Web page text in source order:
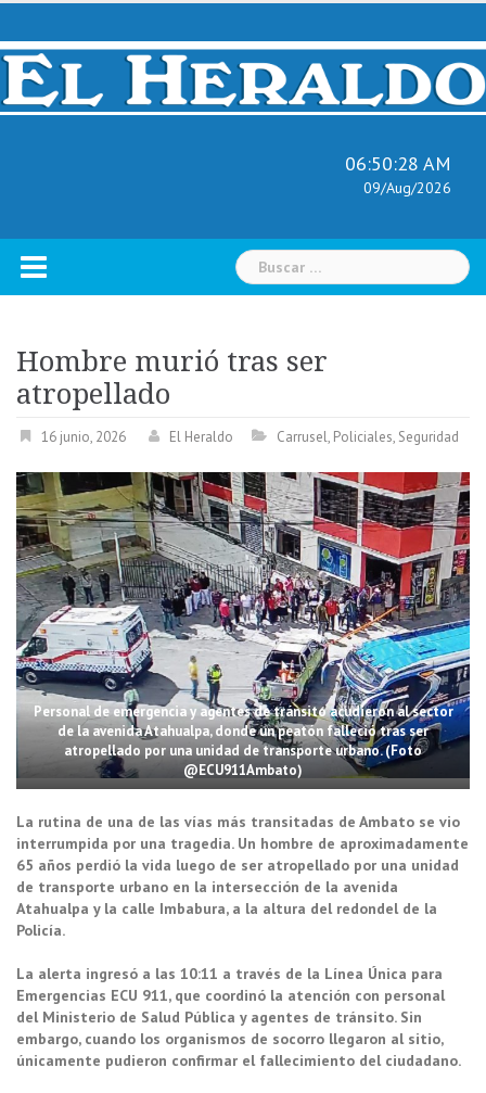
Skip
content
06:50:29 AM
09/Aug/2026
Buscar:
Hombre murió tras ser
atropellado
16 junio, 2026 El Heraldo Carrusel, Policiales, Seguridad
Personal de emergencia y agentes de tránsito acudieron al sector
de la avenida Atahualpa, donde un peatón falleció tras ser
atropellado por una unidad de transporte urbano. (Foto
@ECU911Ambato)
La rutina de una de las vías más transitadas de Ambato se vio
interrumpida por una tragedia. Un hombre de aproximadamente
65 años perdió la vida luego de ser atropellado por una unidad
de transporte urbano en la intersección de la avenida
Atahualpa y la calle Imbabura, a la altura del redondel de la
Policía.
La alerta ingresó a las 10:11 a través de la Línea Única para
Emergencias ECU 911, que coordinó la atención con personal
del Ministerio de Salud Pública y agentes de tránsito. Sin
embargo, cuando los organismos de socorro llegaron al sitio,
únicamente pudieron confirmar el fallecimiento del ciudadano.